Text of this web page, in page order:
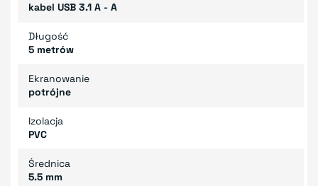
kabel USB 3.1 A - A
Długość
5 metrów
Ekranowanie
potrójne
Izolacja
PVC
Średnica
5.5 mm